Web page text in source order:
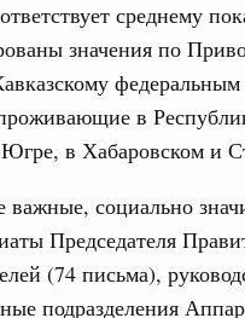
среднему
значения по
в
в Хабаровском и
важные, социально
Председателя
(74 письма),
подразделения
граждан
11 февраля, среда
граждан
15 января, четверг